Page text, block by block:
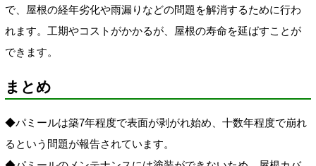
で、屋根の経年劣化や雨漏りなどの問題を解消するために行わ
れます。工期やコストがかかるが、屋根の寿命を延ばすことが
できます。
まとめ
◆パミールは築7年程度で表面が剥がれ始め、十数年程度で崩れ
るという問題が報告されています。